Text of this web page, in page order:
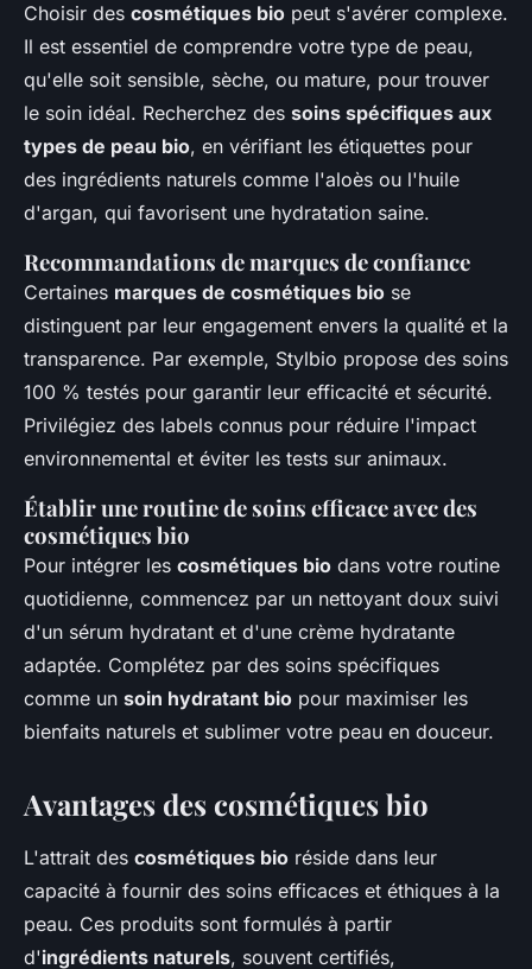
Choisir des cosmétiques bio peut s'avérer complexe.
Il est essentiel de comprendre votre type de peau,
qu'elle soit sensible, sèche, ou mature, pour trouver
le soin idéal. Recherchez des soins spécifiques aux
types de peau bio, en vérifiant les étiquettes pour
des ingrédients naturels comme l'aloès ou l'huile
d'argan, qui favorisent une hydratation saine.
Recommandations de marques de confiance
Certaines marques de cosmétiques bio se
distinguent par leur engagement envers la qualité et la
transparence. Par exemple, Stylbio propose des soins
100 % testés pour garantir leur efficacité et sécurité.
Privilégiez des labels connus pour réduire l'impact
environnemental et éviter les tests sur animaux.
Établir une routine de soins efficace avec des
cosmétiques bio
Pour intégrer les cosmétiques bio dans votre routine
quotidienne, commencez par un nettoyant doux suivi
d'un sérum hydratant et d'une crème hydratante
adaptée. Complétez par des soins spécifiques
comme un soin hydratant bio pour maximiser les
bienfaits naturels et sublimer votre peau en douceur.
Avantages des cosmétiques bio
L'attrait des cosmétiques bio réside dans leur
capacité à fournir des soins efficaces et éthiques à la
peau. Ces produits sont formulés à partir
d'ingrédients naturels, souvent certifiés,